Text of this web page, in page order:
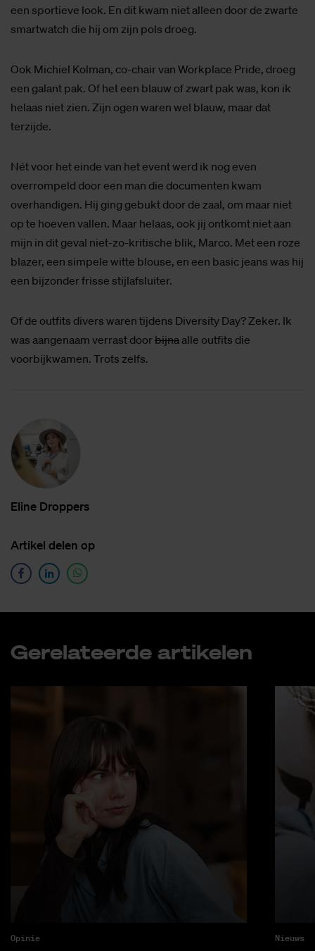
een sportieve look. En dit kwam niet alleen door de zwarte
smartwatch die hij om zijn pols droeg.
Ook Michiel Kolman, co-chair van Workplace Pride, droeg
een galant pak. Of het een blauw of zwart pak was, kon ik
helaas niet zien. Zijn ogen waren wel blauw, maar dat
terzijde.
Nét voor het einde van het event werd ik nog even
overrompeld door een man die documenten kwam
overhandigen. Hij ging gebukt door de zaal, om maar niet
op te hoeven vallen. Maar helaas, ook jij ontkomt niet aan
mijn in dit geval niet-zo-kritische blik, Marco. Met een roze
blazer, een simpele witte blouse, en een basic jeans was hij
een bijzonder frisse stijlafsluiter.
Of de outfits divers waren tijdens Diversity Day? Zeker. Ik
was aangenaam verrast doorbijna alle outfits die
voorbijkwamen. Trots zelfs.
Eli­ne Drop­pers
Ar­ti­kel de­len op
Ge­re­la­teer­de ar­ti­ke­len
Opinie Nieuws